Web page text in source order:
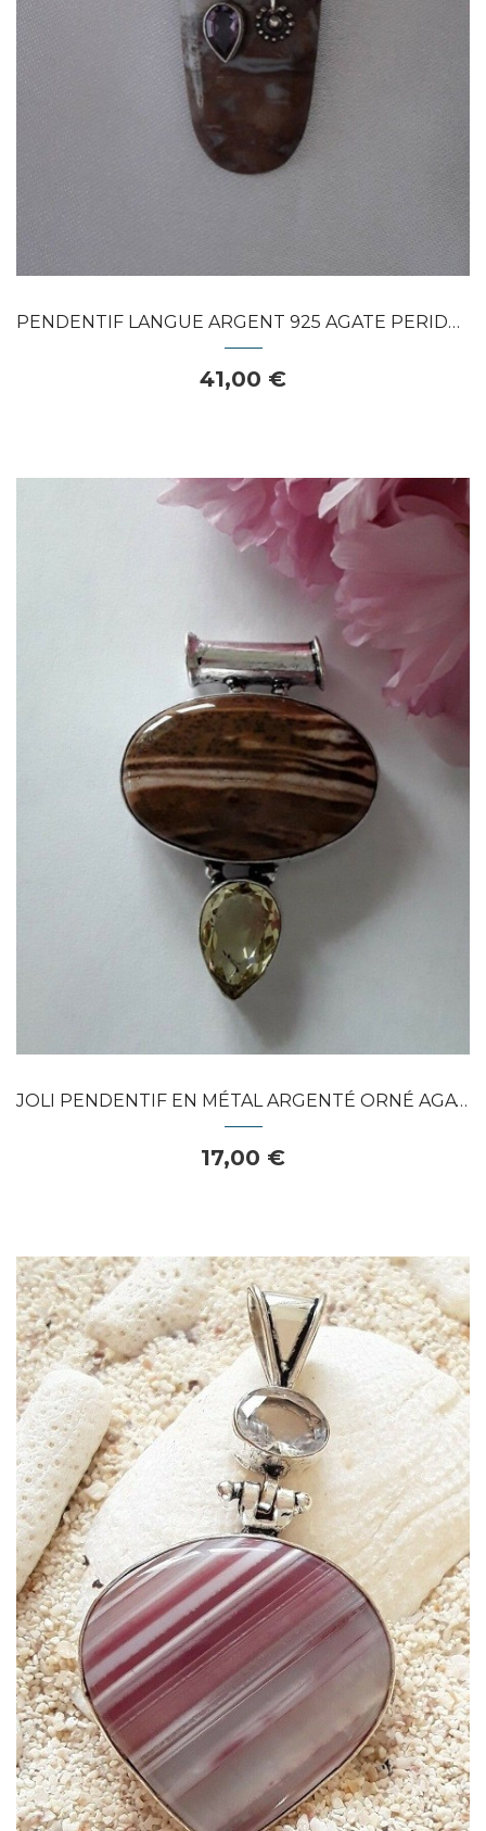
PENDENTIF LANGUE ARGENT 925 AGATE PERIDOT...
41,00 €
JOLI PENDENTIF EN MÉTAL ARGENTÉ ORNÉ AGATE...
17,00 €
Dans mon panier
APERÇU RAPIDE